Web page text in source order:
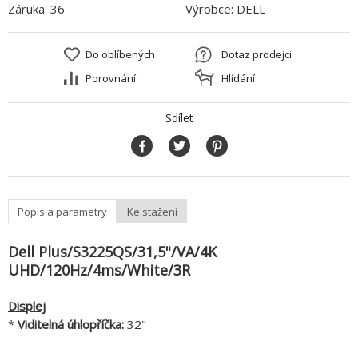
Záruka: 36 Výrobce: DELL
Do oblíbených
Porovnání
Dotaz prodejci
Hlídání
Sdílet
Popis a parametry Ke stažení
Dell Plus/S3225QS/31,5"/VA/4K
UHD/120Hz/4ms/White/3R
Displej
* Viditelná úhlopříčka: 32"